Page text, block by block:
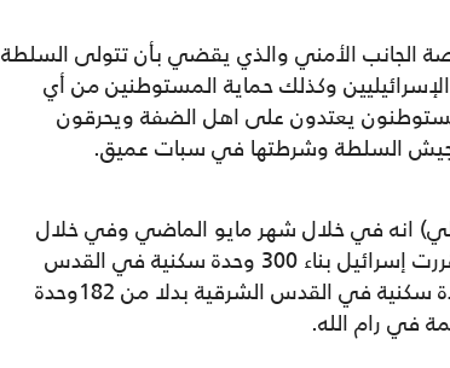
الجانب الأمني والذي يقضي بأن تتولى السلطة
وكذلك حماية المستوطنين من أي
يعتدون على اهل الضفة ويحرقون
السلطة وشرطتها في سبات عميق.
انه في خلال شهر مايو الماضي وفي خلال
11يوما قتلت إسرائيل 242 فلسطينيا غير مسلح، كما قررت إسرائيل بناء 300 وحدة سكنية في القدس
الشرقية وفي يناير الحالي قررت إسرائيل بناء 800 وحدة سكنية في القدس الشرقية بدلا من 182وحدة
في رام الله.